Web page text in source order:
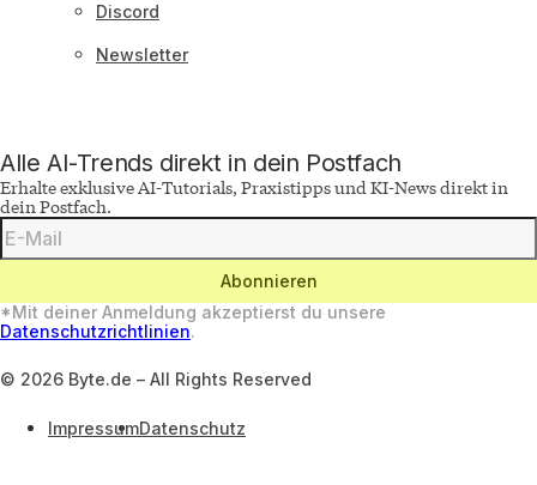
Discord
Newsletter
Alle AI-Trends direkt in dein Postfach
Erhalte exklusive AI-Tutorials, Praxistipps und KI-News direkt in
dein Postfach.
Deine
E-
Mail-
Abonnieren
*Mit deiner Anmeldung akzeptierst du unsere
Datenschutzrichtlinien.
© 2026 Byte.de – All Rights Reserved
ImpressumDatenschutz